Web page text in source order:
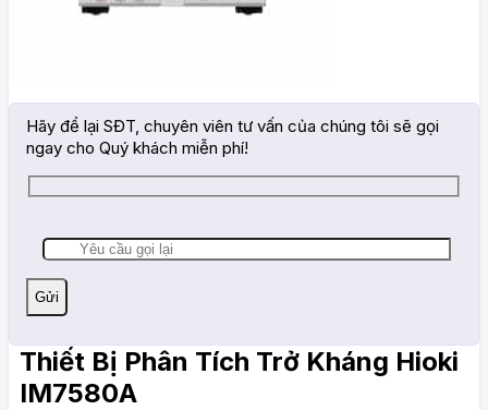
Hãy để lại SĐT, chuyên viên tư vấn của chúng tôi sẽ gọi
ngay cho Quý khách miễn phí!
Thiết Bị Phân Tích Trở Kháng Hioki
IM7580A